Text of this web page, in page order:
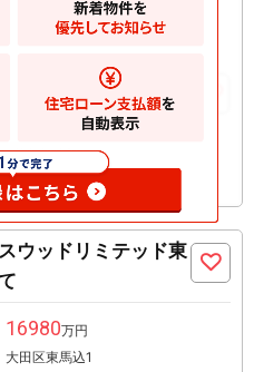
川崎市川崎区四谷下町
98.09m2
お気に入りに追加
ウッドリミテッド東
16980万円
大田区東馬込1